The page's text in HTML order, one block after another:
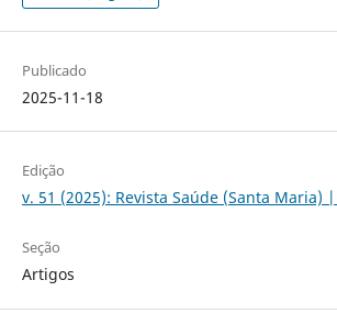
Publicado
2025-11-18
Edição
v. 51 (2025): Revista Saúde (Santa Maria)
Seção
Artigos